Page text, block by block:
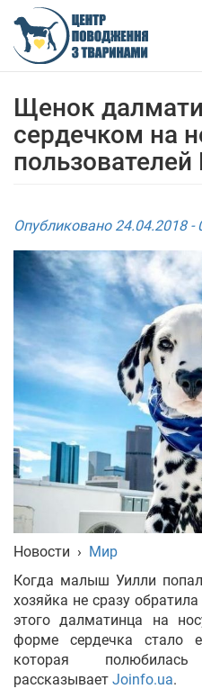
main
content
О НАС
НОВОСТИ
УСЛУГИ
ПРИЮТ
АНКЕТИ ТВАРИН
КОНТАКТЫ
Укр
Щенок
сердечком на
Опубликовано 24.04.2018 -
Новости › Мир
Когда малыш Уилли
хозяйка не сразу
этого далматинца на
форме сердечка стало
которая
рассказывает Joinfo.ua.